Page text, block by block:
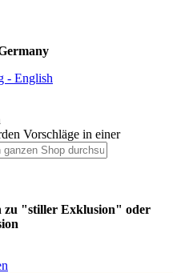
- English
Vorschläge in einer
zu "stiller Exklusion" oder